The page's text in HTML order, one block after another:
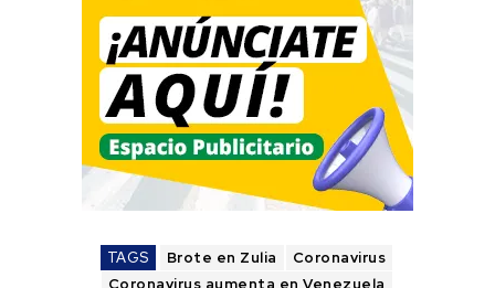
TAGS Brote en Zulia
Coronavirus
Coronavirus aumenta en Venezuela